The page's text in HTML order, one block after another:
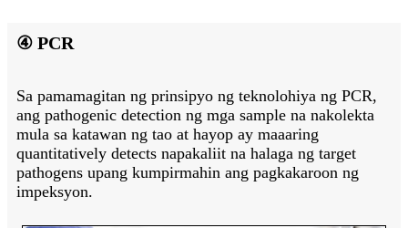
④ PCR
Sa pamamagitan ng prinsipyo ng teknolohiya ng PCR,
ang pathogenic detection ng mga sample na nakolekta
mula sa katawan ng tao at hayop ay maaaring
quantitatively detects napakaliit na halaga ng target
pathogens upang kumpirmahin ang pagkakaroon ng
impeksyon.